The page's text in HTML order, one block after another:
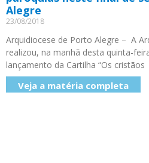
Alegre
23/08/2018
Arquidiocese de Porto Alegre – A
realizou, na manhã desta quinta-
lançamento da Cartilha “Os cristãos
Veja a matéria completa